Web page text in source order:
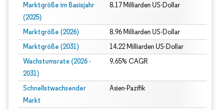
Marktgröße im Basisjahr
(2025)
8.17 Milliarden US-Dollar
Marktgröße (2026) 8.96 Milliarden US-Dollar
Marktgröße (2031) 14.22 Milliarden US-Dollar
Wachstumsrate (2026 -
2031)
9.65% CAGR
Schnellstwachsender
Markt
Asien-Pazifik